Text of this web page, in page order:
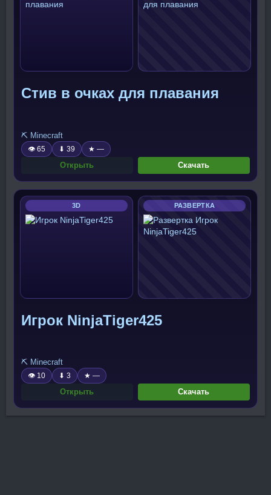
Стив в очках для плавания
⛏️ Minecraft
👁 65 ⬇ 39 ★ —
Открыть Скачать
3D РАЗВЕРТКА
Игрок NinjaTiger425
⛏️ Minecraft
👁 10 ⬇ 3 ★ —
Открыть Скачать